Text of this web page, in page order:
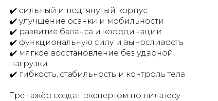
✔️ сильный и подтянутый корпус
✔️ улучшение осанки и мобильности
✔️ развитие баланса и координации
✔️ функциональную силу и выносливость
✔️ мягкое восстановление без ударной
нагрузки
✔️ гибкость, стабильность и контроль тела
Тренажёр создан экспертом по пилатесу